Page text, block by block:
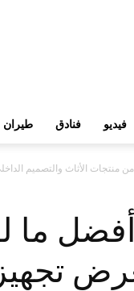
طيران فنادق فيديو
الأثاث والتصميم الداخلي إلى
ما